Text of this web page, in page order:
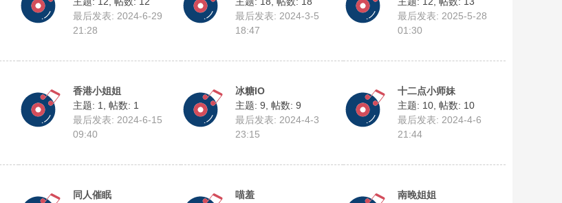
最后发表: 2024-6-29
21:28
最后发表: 2024-3-5
18:47
最后发表: 2025-5-28
01:30
香港小姐姐
主题: 1
帖数: 1
最后发表: 2024-6-15
09:40
冰糖IO
主题: 9 帖数: 9
最后发表: 2024-4-3
23:15
十二点小师妹
主题: 10 帖数: 10
最后发表: 2024-4-6
21:44
同人催眠
喵羞
南晚姐姐